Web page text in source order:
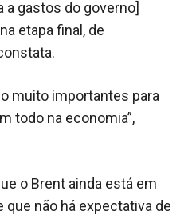
a gastos do governo]
etapa final, de
muito importantes para
todo na economia”,
o Brent ainda está em
que não há expectativa de